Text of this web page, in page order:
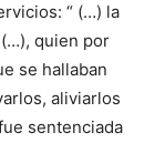
“ (…) la
quien por
se hallaban
aliviarlos
sentenciada